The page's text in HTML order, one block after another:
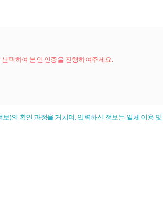
택하여 본인 인증을 진행하여주세요.
)의 확인 과정을 거치며, 입력하신 정보는 일체 이용